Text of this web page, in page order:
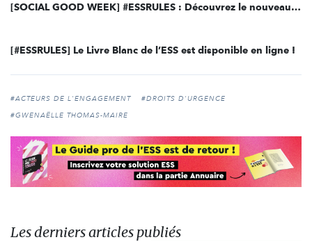
[SOCIAL GOOD WEEK] #ESSRULES : Découvrez le nouveau gouvernement de l’ESS !
[#ESSRULES] Le Livre Blanc de l’ESS est disponible en ligne !
#ACTEURS DE L'ENGAGEMENT
#DROITS D'URGENCE
#GWENAËLLE THOMAS-MAIRE
Les derniers articles publiés